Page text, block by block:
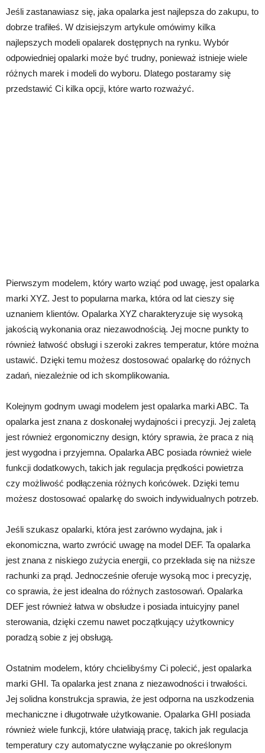
Jeśli zastanawiasz się, jaka opalarka jest najlepsza do zakupu, to
dobrze trafiłeś. W dzisiejszym artykule omówimy kilka
najlepszych modeli opalarek dostępnych na rynku. Wybór
odpowiedniej opalarki może być trudny, ponieważ istnieje wiele
różnych marek i modeli do wyboru. Dlatego postaramy się
przedstawić Ci kilka opcji, które warto rozważyć.
Pierwszym modelem, który warto wziąć pod uwagę, jest opalarka
marki XYZ. Jest to popularna marka, która od lat cieszy się
uznaniem klientów. Opalarka XYZ charakteryzuje się wysoką
jakością wykonania oraz niezawodnością. Jej mocne punkty to
również łatwość obsługi i szeroki zakres temperatur, które można
ustawić. Dzięki temu możesz dostosować opalarkę do różnych
zadań, niezależnie od ich skomplikowania.
Kolejnym godnym uwagi modelem jest opalarka marki ABC. Ta
opalarka jest znana z doskonałej wydajności i precyzji. Jej zaletą
jest również ergonomiczny design, który sprawia, że praca z nią
jest wygodna i przyjemna. Opalarka ABC posiada również wiele
funkcji dodatkowych, takich jak regulacja prędkości powietrza
czy możliwość podłączenia różnych końcówek. Dzięki temu
możesz dostosować opalarkę do swoich indywidualnych potrzeb.
Jeśli szukasz opalarki, która jest zarówno wydajna, jak i
ekonomiczna, warto zwrócić uwagę na model DEF. Ta opalarka
jest znana z niskiego zużycia energii, co przekłada się na niższe
rachunki za prąd. Jednocześnie oferuje wysoką moc i precyzję,
co sprawia, że jest idealna do różnych zastosowań. Opalarka
DEF jest również łatwa w obsłudze i posiada intuicyjny panel
sterowania, dzięki czemu nawet początkujący użytkownicy
poradzą sobie z jej obsługą.
Ostatnim modelem, który chcielibyśmy Ci polecić, jest opalarka
marki GHI. Ta opalarka jest znana z niezawodności i trwałości.
Jej solidna konstrukcja sprawia, że jest odporna na uszkodzenia
mechaniczne i długotrwałe użytkowanie. Opalarka GHI posiada
również wiele funkcji, które ułatwiają pracę, takich jak regulacja
temperatury czy automatyczne wyłączanie po określonym